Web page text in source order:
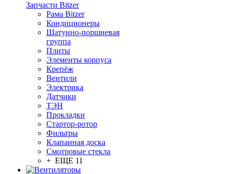
Запчасти Bitzer
Рама Bitzer
Кондиционеры
Шатунно-поршневая
группа
Плиты
Элементы корпуса
Крепёж
Вентили
Электрика
Датчики
ТЭН
Прокладки
Стартор-ротор
Фильтры
Клапанная доска
Смотровые стекла
+ ЕЩЕ 11